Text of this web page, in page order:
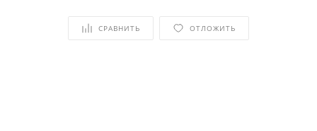
СРАВНИТЬ ОТЛОЖИТЬ